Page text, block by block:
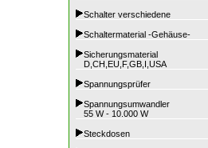
Schalter verschiedene
Schaltermaterial -Gehäuse-
Sicherungsmaterial
D,CH,EU,F,GB,I,USA
Spannungsprüfer
Spannungsumwandler
55 W - 10.000 W
Steckdosen